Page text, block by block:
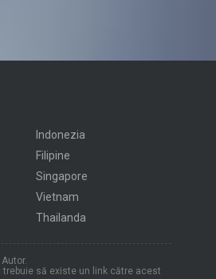
Indonezia
Filipine
Singapore
Vietnam
Thailanda
să existe un link către acest